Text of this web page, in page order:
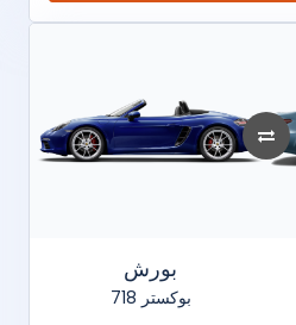
بورش
718 بوكستر